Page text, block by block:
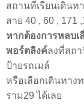
สถานที่เรียนเดินท
สาย 40 , 60 , 171
หากต้องการหลบเ
พอร์ตลิงค์ลงที่สถ
ป้ายรถเมล์
หรือเลือกเดินทาง
ราม29 ได้เลย